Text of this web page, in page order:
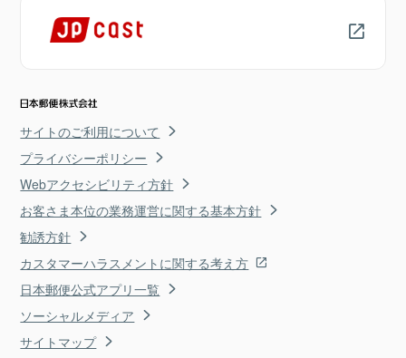
サイトのご利用について
プライバシーポリシー
Webアクセシビリティ方針
お客さま本位の業務運営に関する基本方針
勧誘方針
カスタマーハラスメントに関する考え方
日本郵便公式アプリ一覧
ソーシャルメディア
サイトマップ